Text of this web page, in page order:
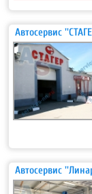
Автосервис
Автосервис